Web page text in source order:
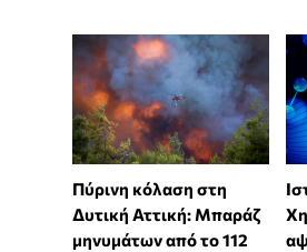
Πύρινη κόλαση στη
Δυτική Αττική: Μπαράζ
μηνυμάτων από το 112